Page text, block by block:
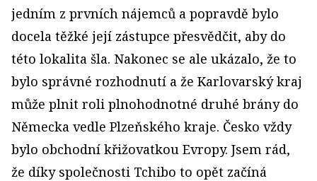
jedním z prvních nájemců a popravdě bylo
docela těžké její zástupce přesvědčit, aby do
této lokalita šla. Nakonec se ale ukázalo, že to
bylo správné rozhodnutí a že Karlovarský kraj
může plnit roli plnohodnotné druhé brány do
Německa vedle Plzeňského kraje. Česko vždy
bylo obchodní křižovatkou Evropy. Jsem rád,
že díky společnosti Tchibo to opět začíná